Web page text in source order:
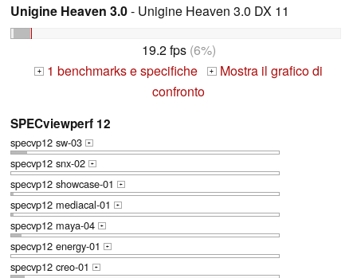
Unigine Heaven 3.0- Unigine Heaven 3.0 DX 11
19.2 fps(6%)
+ 1 benchmarks e specifiche + Mostra il grafico di
confronto
SPECviewperf 12
specvp12 sw-03 +
specvp12 snx-02 +
specvp12 showcase-01 +
specvp12 mediacal-01 +
specvp12 maya-04 +
specvp12 energy-01 +
specvp12 creo-01 +